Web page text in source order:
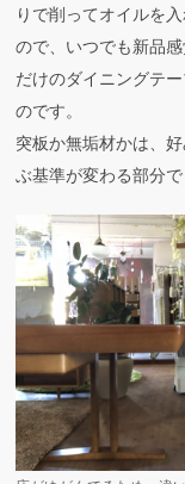
りで削ってオイルを
ので、いつでも新品
だけのダイニングテ
のです。
突板か無垢材かは、
ぶ基準が変わる部分